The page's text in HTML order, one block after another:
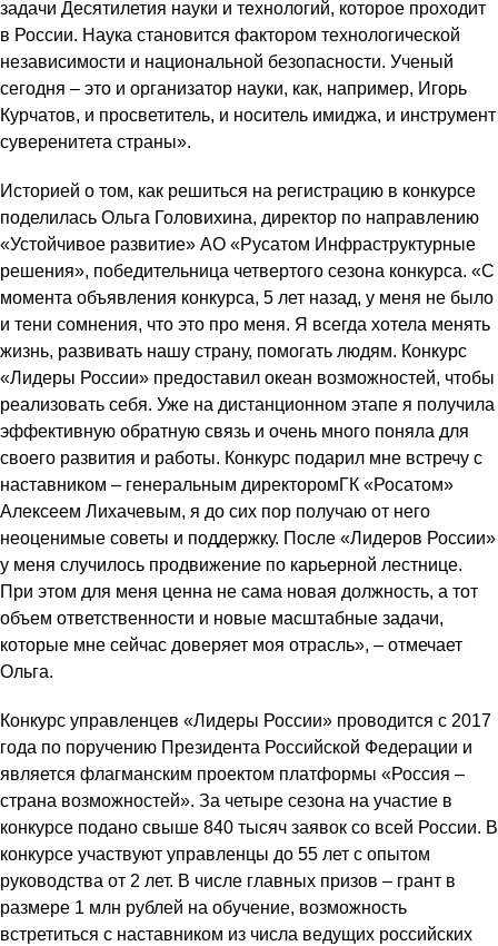
задачи Десятилетия науки и технологий, которое проходит
в России. Наука становится фактором технологической
независимости и национальной безопасности. Ученый
сегодня – это и организатор науки, как, например, Игорь
Курчатов, и просветитель, и носитель имиджа, и инструмент
суверенитета страны».
Историей о том, как решиться на регистрацию в конкурсе
поделилась Ольга Головихина, директор по направлению
«Устойчивое развитие» АО «Русатом Инфраструктурные
решения», победительница четвертого сезона конкурса. «С
момента объявления конкурса, 5 лет назад, у меня не было
и тени сомнения, что это про меня. Я всегда хотела менять
жизнь, развивать нашу страну, помогать людям. Конкурс
«Лидеры России» предоставил океан возможностей, чтобы
реализовать себя. Уже на дистанционном этапе я получила
эффективную обратную связь и очень много поняла для
своего развития и работы. Конкурс подарил мне встречу с
наставником – генеральным директоромГК «Росатом»
Алексеем Лихачевым, я до сих пор получаю от него
неоценимые советы и поддержку. После «Лидеров России»
у меня случилось продвижение по карьерной лестнице.
При этом для меня ценна не сама новая должность, а тот
объем ответственности и новые масштабные задачи,
которые мне сейчас доверяет моя отрасль», – отмечает
Ольга.
Конкурс управленцев «Лидеры России» проводится с 2017
года по поручению Президента Российской Федерации и
является флагманским проектом платформы «Россия –
страна возможностей». За четыре сезона на участие в
конкурсе подано свыше 840 тысяч заявок со всей России. В
конкурсе участвуют управленцы до 55 лет с опытом
руководства от 2 лет. В числе главных призов – грант в
размере 1 млн рублей на обучение, возможность
встретиться с наставником из числа ведущих российских